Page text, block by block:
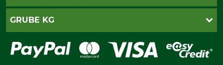
Seilwindenprüfung
Cookie-Einstellungen
Bestellung widerrufen
PayPal
Bankeinzug
Ratenkauf
GRUBE KG
Leitbild
Karriere